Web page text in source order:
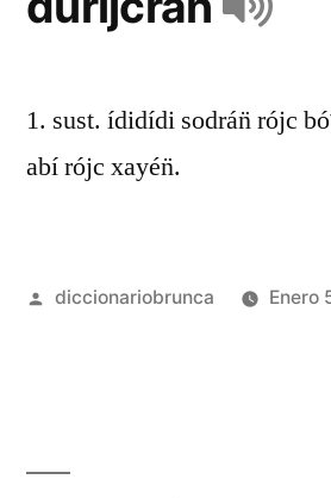
1. sust. ídidídi sodrán̈ rójc
abí rójc xayén̈.
diccionariobrunca Enero